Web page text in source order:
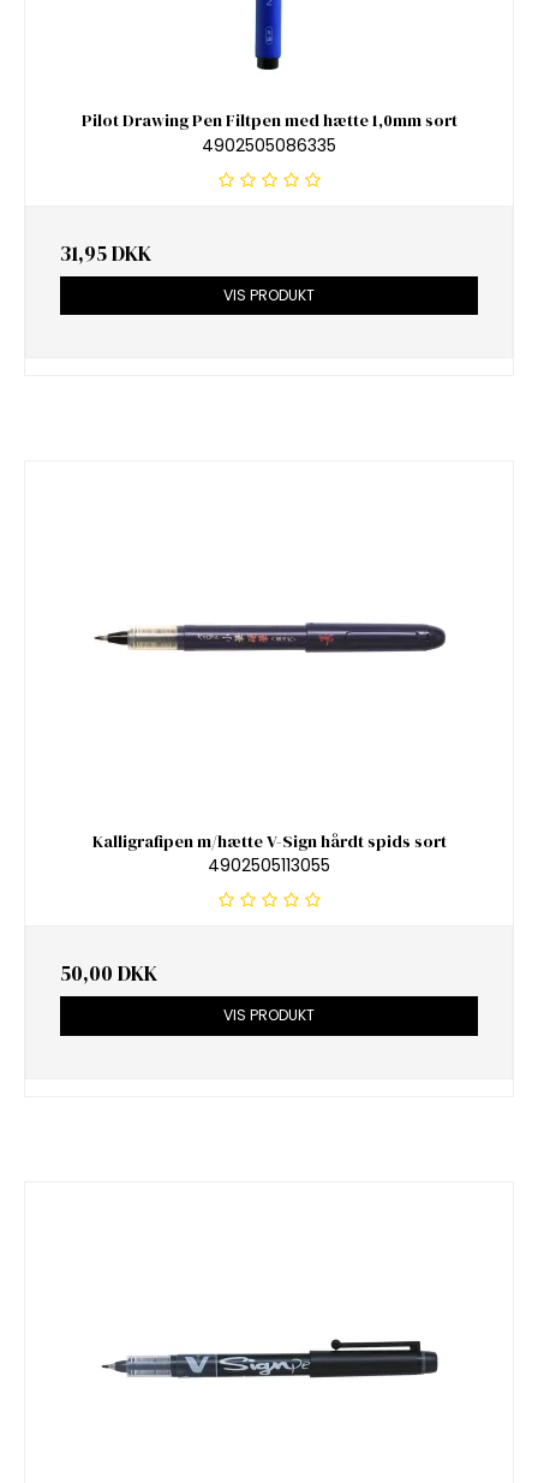
Pilot Drawing Pen Filtpen med hætte 1,0mm sort
4902505086335
31,95 DKK
VIS PRODUKT
Kalligrafipen m/hætte V-Sign hårdt spids sort
4902505113055
50,00 DKK
VIS PRODUKT